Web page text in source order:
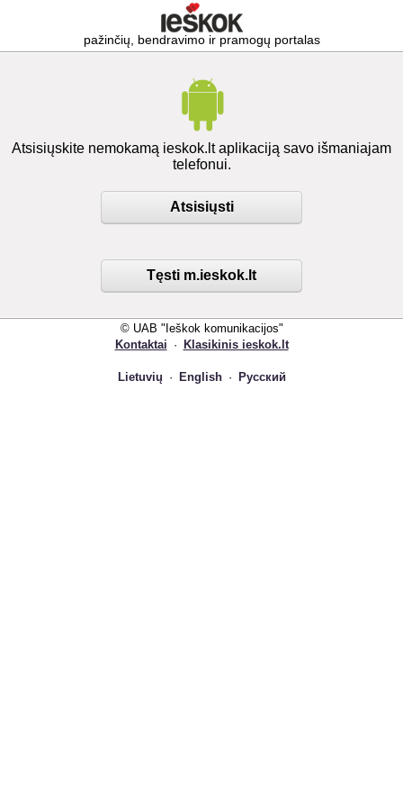
pažinčių, bendravimo ir pramogų portalas
Atsisiųskite nemokamą ieskok.lt aplikaciją savo išmaniajam
telefonui.
Atsisiųsti
Tęsti m.ieskok.lt
© UAB "Ieškok komunikacijos"
Kontaktai · Klasikinis ieskok.lt
Lietuvių · English · Русский